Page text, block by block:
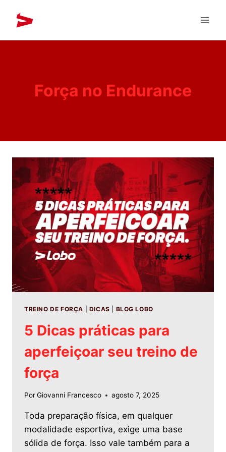
Força no Endurance
TREINO DE FORÇA DICAS BLOG LOBO
5 Dicas práticas para
aperfeiçoar seu treino de
força
PorGiovanni Francesco agosto 7, 2025
Toda preparação física, em qualquer
modalidade esportiva, exige uma base
sólida de força. Isso vale também para a